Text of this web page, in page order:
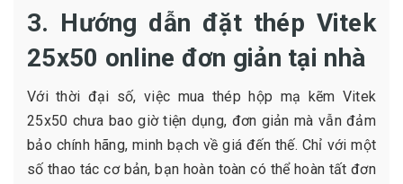
3. Hướng dẫn đặt thép Vitek
25x50 online đơn giản tại nhà
Với thời đại số, việc mua thép hộp mạ kẽm Vitek
25x50 chưa bao giờ tiện dụng, đơn giản mà vẫn đảm
bảo chính hãng, minh bạch về giá đến thế. Chỉ với một
số thao tác cơ bản, bạn hoàn toàn có thể hoàn tất đơn